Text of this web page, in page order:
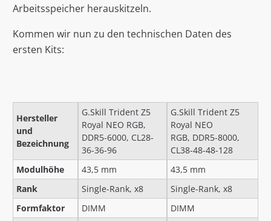
Arbeitsspeicher herauskitzeln.
Kommen wir nun zu den technischen Daten des
ersten Kits:
Hersteller
und
Bezeichnung
G.Skill Trident Z5
Royal NEO RGB,
DDR5-6000, CL28-
36-36-96
G.Skill Trident Z5
Royal NEO
RGB, DDR5-8000,
CL38-48-48-128
Modulhöhe
43,5 mm
43,5 mm
Rank
Single-Rank, x8
Single-Rank, x8
Formfaktor
DIMM DIMM